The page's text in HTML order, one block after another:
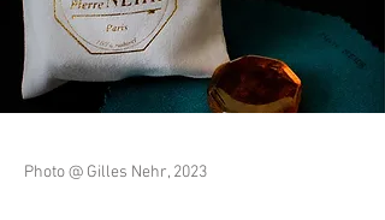
Photo @ Gilles Nehr, 2023